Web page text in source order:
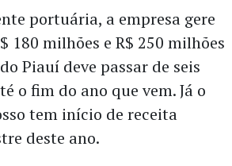
portuária, a empresa gere
180 milhões e R$ 250 milhões
Piauí deve passar de seis
o fim do ano que vem. Já o
tem início de receita
deste ano.